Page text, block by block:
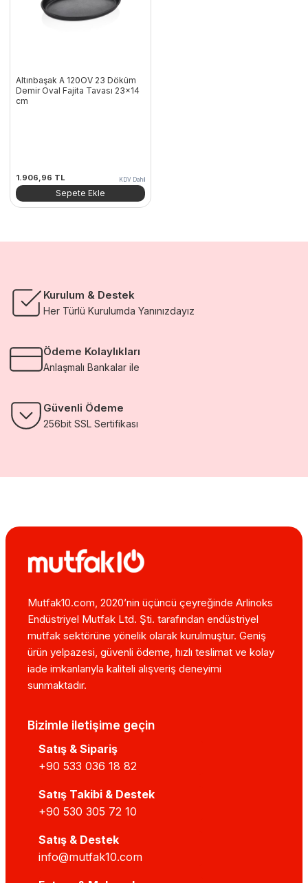
Altınbaşak A 120OV 23 Döküm
Demir Oval Fajita Tavası 23×14
cm
1.906,96 TL KDV Dahil
Sepete Ekle
Kurulum & Destek
Her Türlü Kurulumda Yanınızdayız
Ödeme Kolaylıkları
Anlaşmalı Bankalar ile
Güvenli Ödeme
256bit SSL Sertifikası
Mutfak10.com, 2020’nin üçüncü çeyreğinde Arlinoks
Endüstriyel Mutfak Ltd. Şti. tarafından endüstriyel
mutfak sektörüne yönelik olarak kurulmuştur. Geniş
ürün yelpazesi, güvenli ödeme, hızlı teslimat ve kolay
iade imkanlarıyla kaliteli alışveriş deneyimi
sunmaktadır.
Bizimle iletişime geçin
Satış & Sipariş
+90 533 036 18 82
Satış Takibi & Destek
+90 530 305 72 10
Satış & Destek
info@mutfak10.com